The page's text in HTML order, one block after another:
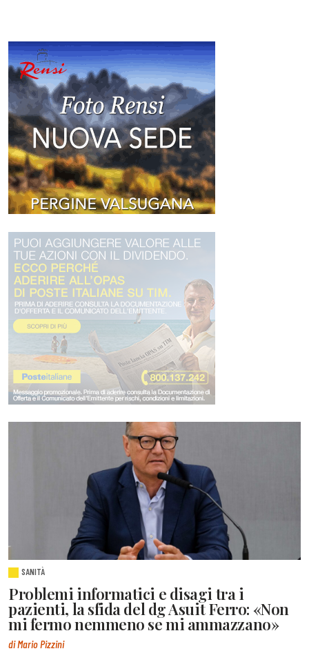
SANITÀ
Problemi informatici e disagi tra i
pazienti, la sfida del dg Asuit Ferro: «Non
mi fermo nemmeno se mi ammazzano»
di Mario Pizzini